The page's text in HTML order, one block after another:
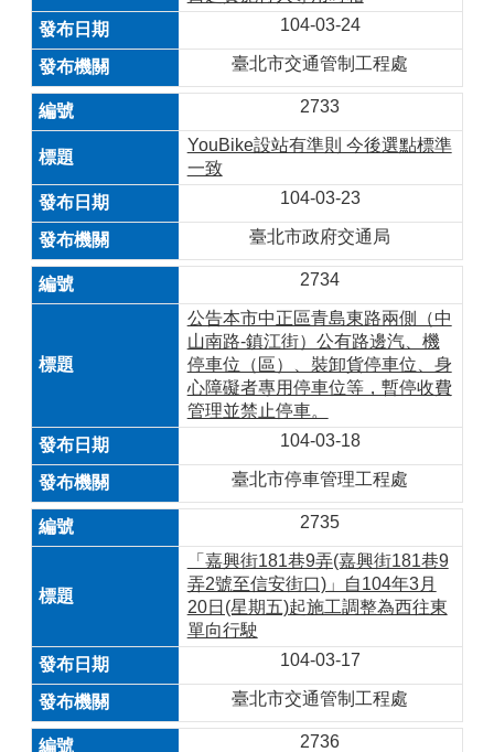
104-03-24
臺北市交通管制工程處
2733
YouBike設站有準則 今後選點標準
一致
104-03-23
臺北市政府交通局
2734
公告本市中正區青島東路兩側（中
山南路-鎮江街）公有路邊汽、機
停車位（區）、裝卸貨停車位、身
心障礙者專用停車位等，暫停收費
管理並禁止停車。
104-03-18
臺北市停車管理工程處
2735
「嘉興街181巷9弄(嘉興街181巷9
弄2號至信安街口)」自104年3月
20日(星期五)起施工調整為西往東
單向行駛
104-03-17
臺北市交通管制工程處
2736